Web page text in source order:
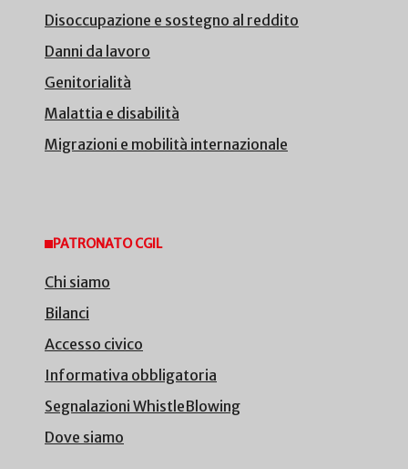
Disoccupazione e sostegno al reddito
Danni da lavoro
Genitorialità
Malattia e disabilità
Migrazioni e mobilità internazionale
PATRONATO CGIL
Chi siamo
Bilanci
Accesso civico
Informativa obbligatoria
Segnalazioni WhistleBlowing
Dove siamo